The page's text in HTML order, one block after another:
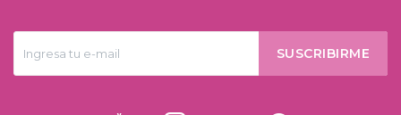
SUSCRIBIRME